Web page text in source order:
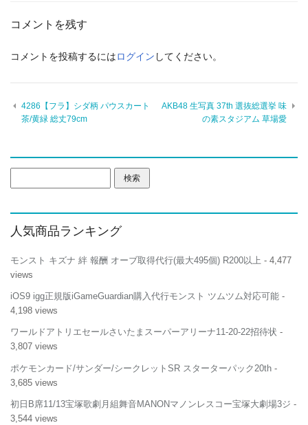
コメントを残す
コメントを投稿するにはログイン してください。
4286【フラ】シダ柄 パウスカート
茶/黄緑 総丈79cm
AKB48 生写真 37th 選抜総選挙 味
の素スタジアム 草場愛
索:
人気商品ランキング
モンスト キズナ 絆 報酬 オーブ取得代行(最大495個) R200以上 - 4,477
views
iOS9 igg正規版iGameGuardian購入代行モンスト ツムツム対応可能 -
4,198 views
ワールドアトリエセールさいたまスーパーアリーナ11-20-22招待状 -
3,807 views
ポケモンカード/サンダー/シークレットSR スターターパック20th -
3,685 views
初日B席11/13宝塚歌劇月組舞音MANONマノンレスコー宝塚大劇場3ジ -
3,544 views